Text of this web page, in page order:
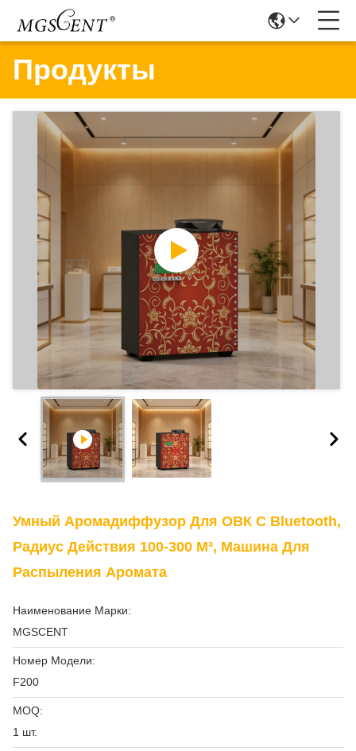
Продукты
Умный Аромадиффузор Для ОВК С Bluetooth,
Радиус Действия 100-300 М³, Машина Для
Распыления Аромата
Наименование Марки:
MGSCENT
Номер Модели:
F200
MOQ:
1 шт.